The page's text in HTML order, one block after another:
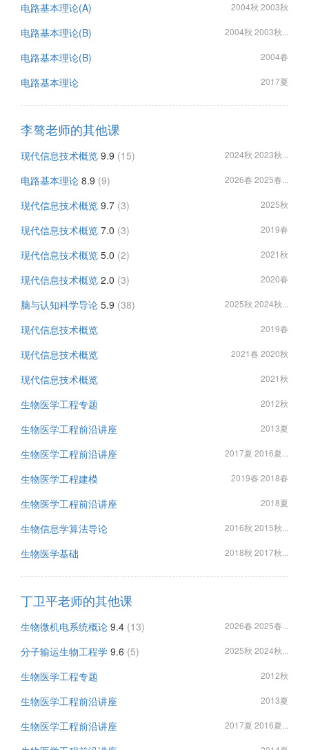
电路基本理论(A) 2004秋 2003秋
电路基本理论(B) 2004秋 2003秋...
电路基本理论(B) 2004春
电路基本理论 2017夏
李骜老师的其他课
现代信息技术概览 9.9 (15) 2024秋 2023秋...
电路基本理论 8.9 (9) 2026春 2025春...
现代信息技术概览 9.7 (3) 2025秋
现代信息技术概览 7.0 (3) 2019春
现代信息技术概览 5.0 (2) 2021秋
现代信息技术概览 2.0 (3) 2020春
脑与认知科学导论 5.9 (38) 2025秋 2024秋...
现代信息技术概览 2019春
现代信息技术概览 2021春 2020秋
现代信息技术概览 2021秋
生物医学工程专题 2012秋
生物医学工程前沿讲座 2013夏
生物医学工程前沿讲座 2017夏 2016夏...
生物医学工程建模 2019春 2018春
生物医学工程前沿讲座 2018夏
生物信息学算法导论 2016秋 2015秋...
生物医学基础 2018秋 2017秋...
丁卫平老师的其他课
生物微机电系统概论 9.4 (13) 2026春 2025春...
分子输运生物工程学 9.6 (5) 2025秋 2024秋...
生物医学工程专题 2012秋
生物医学工程前沿讲座 2013夏
生物医学工程前沿讲座 2017夏 2016夏...